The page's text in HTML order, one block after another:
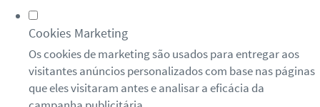
Cookies Marketing
Os cookies de marketing são usados para entregar aos
visitantes anúncios personalizados com base nas páginas
que eles visitaram antes e analisar a eficácia da